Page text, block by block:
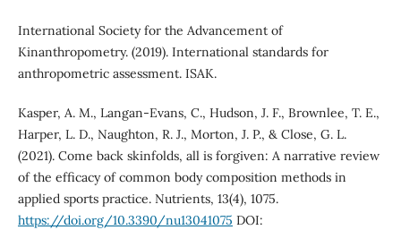
International Society for the Advancement of
Kinanthropometry. (2019). International standards for
anthropometric assessment. ISAK.
Kasper, A. M., Langan-Evans, C., Hudson, J. F., Brownlee, T. E.,
Harper, L. D., Naughton, R. J., Morton, J. P., & Close, G. L.
(2021). Come back skinfolds, all is forgiven: A narrative review
of the efficacy of common body composition methods in
applied sports practice. Nutrients, 13(4), 1075.
https://doi.org/10.3390/nu13041075 DOI: